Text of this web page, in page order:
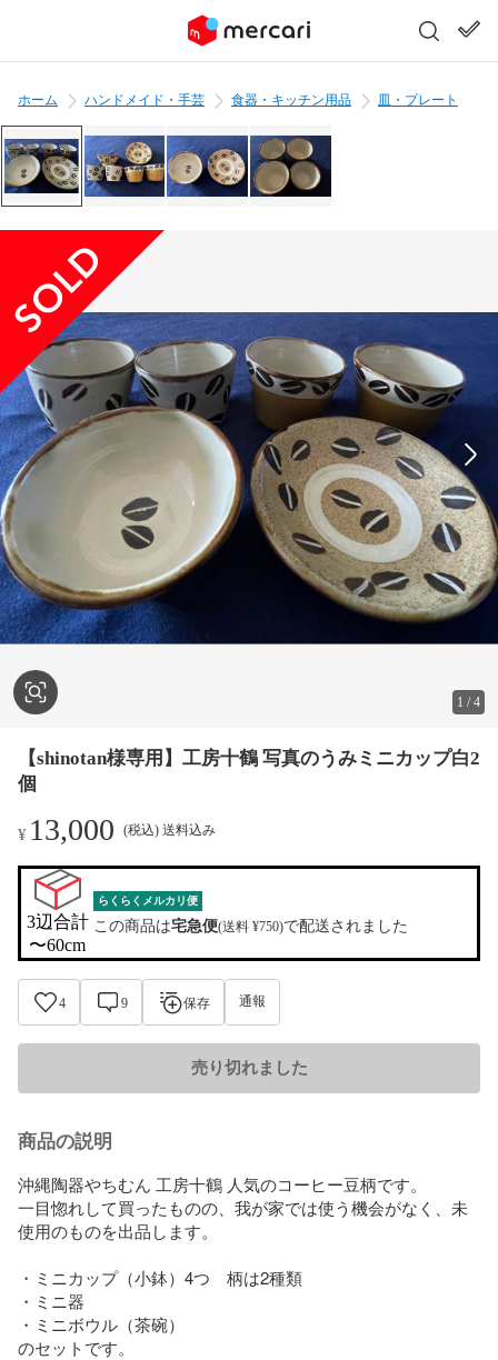
ホーム ハンドメイド・手芸 食器・キッチン用品 皿・プレート
1 /4
【shinotan様専用】工房十鶴 写真のうみミニカップ白2
個
¥ 13,000 (税込) 送料込み
3辺合計
〜60cm
らくらくメルカリ便
この商品は宅急便(送料 ¥750)で配送されました
4 9 保存 通報
売り切れました
商品の説明
沖縄陶器やちむん 工房十鶴 人気のコーヒー豆柄です。
一目惚れして買ったものの、我が家では使う機会がなく、未
使用のものを出品します。
・ミニカップ（小鉢）4つ　柄は2種類
・ミニ器
・ミニボウル（茶碗）
のセットです。